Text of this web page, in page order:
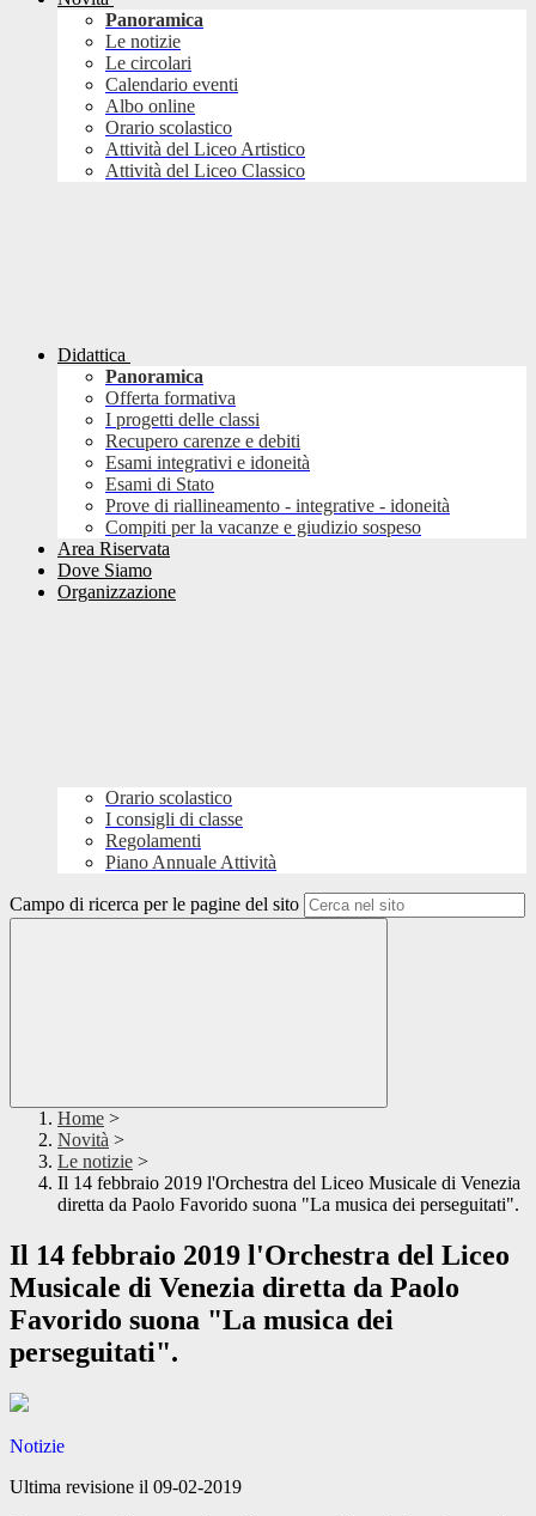
Panoramica
Le notizie
Le circolari
Calendario eventi
Albo online
Orario scolastico
Attività del Liceo Artistico
Attività del Liceo Classico
Didattica
Panoramica
Offerta formativa
I progetti delle classi
Recupero carenze e debiti
Esami integrativi e idoneità
Esami di Stato
Prove di riallineamento - integrative - idoneità
Compiti per la vacanze e giudizio sospeso
Area Riservata
Dove Siamo
Organizzazione
Orario scolastico
I consigli di classe
Regolamenti
Piano Annuale Attività
Campo di ricerca per le pagine del sito
Home >
Novità >
Le notizie >
Il 14 febbraio 2019 l'Orchestra del Liceo Musicale di Venezia
diretta da Paolo Favorido suona "La musica dei perseguitati".
Il 14 febbraio 2019 l'Orchestra del Liceo
Musicale di Venezia diretta da Paolo
Favorido suona "La musica dei
perseguitati".
Notizie
Ultima revisione il 09-02-2019